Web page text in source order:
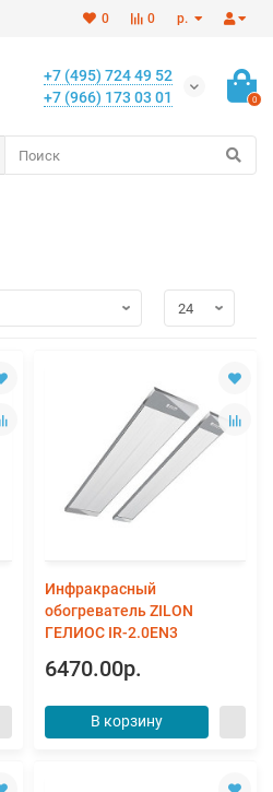
р.
0
0
+7 (495) 724 49 52
+7 (966) 173 03 01
0
Инфракрасный
обогреватель ZILON
ГЕЛИОС IR-2.0EN3
6470.00р.
В корзину